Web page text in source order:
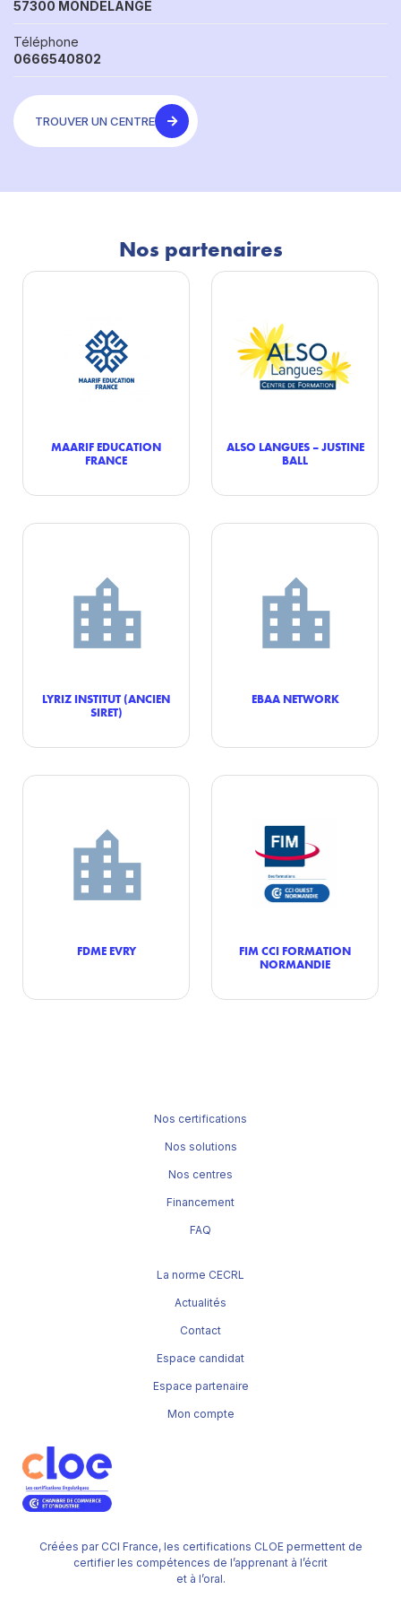
57300 MONDELANGE
Téléphone
0666540802
TROUVER UN CENTRE
Nos partenaires
MAARIF EDUCATION
FRANCE
ALSO LANGUES – JUSTINE
BALL
LYRIZ INSTITUT (ANCIEN
SIRET)
EBAA NETWORK
FDME EVRY
FIM CCI FORMATION
NORMANDIE
Créées par CCI France, les certifications CLOE permettent de
certifier les compétences de l’apprenant à l’écrit
et à l’oral.
Nos certifications
Nos solutions
Nos centres
Financement
FAQ
La norme CECRL
Actualités
Contact
Espace candidat
Espace partenaire
Mon compte